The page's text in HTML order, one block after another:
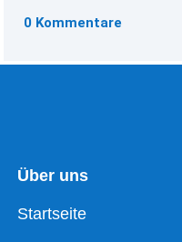
0 Kommentare
Über uns
Startseite